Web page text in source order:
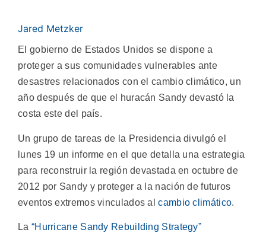
Jared Metzker
El gobierno de Estados Unidos se dispone a
proteger a sus comunidades vulnerables ante
desastres relacionados con el cambio climático, un
año después de que el huracán Sandy devastó la
costa este del país.
Un grupo de tareas de la Presidencia divulgó el
lunes 19 un informe en el que detalla una estrategia
para reconstruir la región devastada en octubre de
2012 por Sandy y proteger a la nación de futuros
eventos extremos vinculados alcambio climático.
La “Hurricane Sandy Rebuilding Strategy”